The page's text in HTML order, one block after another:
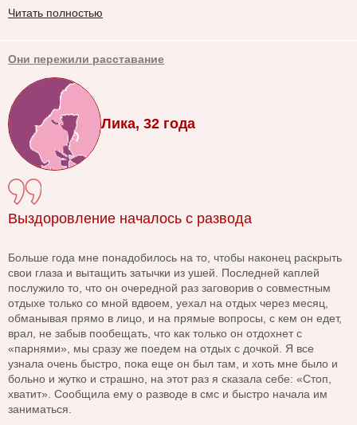
Читать полностью
Они пережили расставание
Лика, 32 года
Выздоровление началось с развода
Больше года мне понадобилось на то, чтобы наконец раскрыть
свои глаза и вытащить затычки из ушей. Последней каплей
послужило то, что он очередной раз заговорив о совместным
отдыхе только со мной вдвоем, уехал на отдых через месяц,
обманывая прямо в лицо, и на прямые вопросы, с кем он едет,
врал, не забыв пообещать, что как только он отдохнет с
«парнями», мы сразу же поедем на отдых с дочкой. Я все
узнала очень быстро, пока еще он был там, и хоть мне было и
больно и жутко и страшно, на этот раз я сказала себе: «Стоп,
хватит». Сообщила ему о разводе в смс и быстро начала им
заниматься.